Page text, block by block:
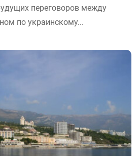
переговоров между
по украинскому...